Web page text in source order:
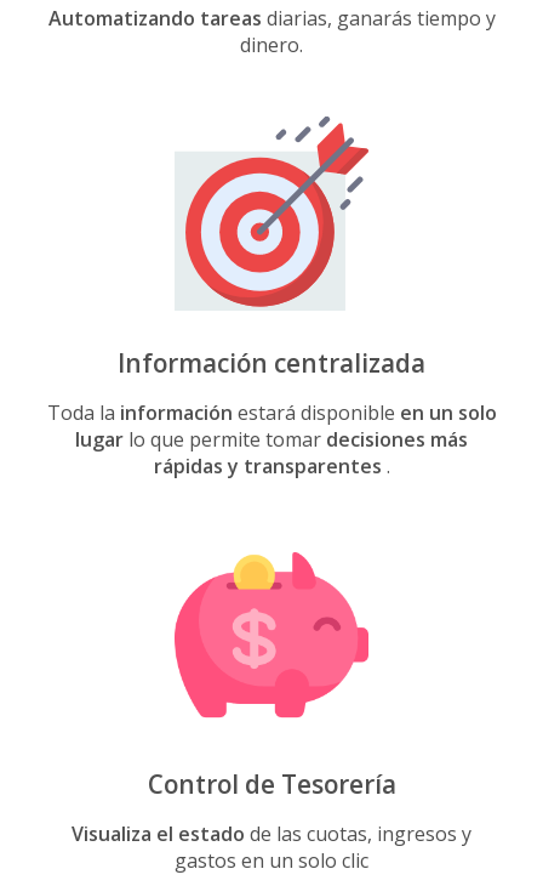
Automatizando tareas diarias, ganarás tiempo y
dinero.
Información centralizada
Toda la información estará disponible en un solo
lugar lo que permite tomar decisiones más
rápidas y transparentes .
Control de Tesorería
Visualiza el estado de las cuotas, ingresos y
gastos en un solo clic